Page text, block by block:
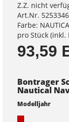
Z.Z. nicht
Art.Nr. 5253346
Farbe:
pro Stück (inkl.
93,59
Bontrager
Nautical
Modelljahr